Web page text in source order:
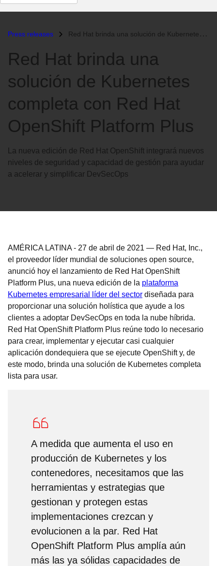
el
Press releases Red Hat brinda una solución de Kubernetes completa con Red Hat OpenShi...
Red Hat brinda una
solución de Kubernetes
completa con Red Hat
OpenShift Platform Plus
La nueva edición de Red Hat OpenShift integrará nuevos
niveles de seguridad y capacidad de gestión para ayudar
a acelerar y simplificar DevSecOps
AMÉRICA LATINA - 27 de abril de 2021 — Red Hat, Inc.,
el proveedor líder mundial de soluciones open source,
anunció hoy el lanzamiento de Red Hat OpenShift
Platform Plus, una nueva edición de la plataforma
Kubernetes empresarial líder del sector diseñada para
proporcionar una solución holística que ayude a los
clientes a adoptar DevSecOps en toda la nube híbrida.
Red Hat OpenShift Platform Plus reúne todo lo necesario
para crear, implementar y ejecutar casi cualquier
aplicación dondequiera que se ejecute OpenShift y, de
este modo, brinda una solución de Kubernetes completa
lista para usar.
A medida que aumenta el uso en
producción de Kubernetes y los
contenedores, necesitamos que las
herramientas y estrategias que
gestionan y protegen estas
implementaciones crezcan y
evolucionen a la par. Red Hat
OpenShift Platform Plus amplía aún
más las ya sólidas capacidades de